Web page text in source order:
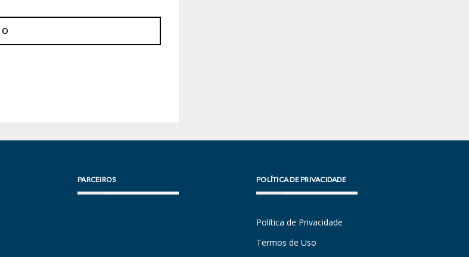
PARCEIROS POLÍTICA DE PRIVACIDADE
Política de Privacidade
Termos de Uso